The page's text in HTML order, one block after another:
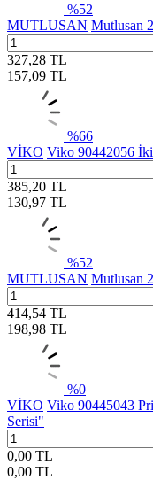
%52
MUTLUSAN Mutlusan
327,28 TL
157,09 TL
%66
VİKO Viko 90442056
385,20 TL
130,97 TL
%52
MUTLUSAN Mutlusan
414,54 TL
198,98 TL
%0
VİKO Viko 90445043
Serisi"
0,00 TL
0,00 TL